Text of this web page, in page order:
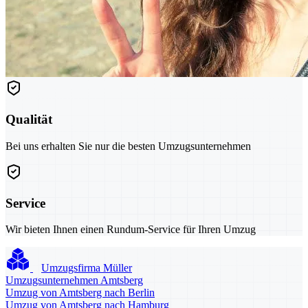
Qualität
Bei uns erhalten Sie nur die besten Umzugsunternehmen
Service
Wir bieten Ihnen einen Rundum-Service für Ihren Umzug
Umzugsfirma Müller
Umzugsunternehmen Amtsberg
Umzug von Amtsberg nach Berlin
Umzug von Amtsberg nach Hamburg